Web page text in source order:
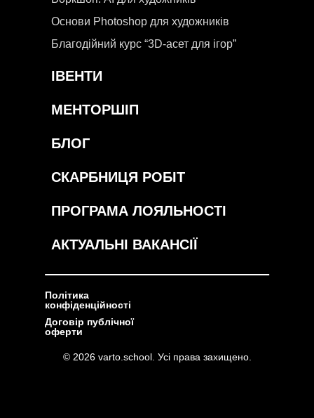
Основи Photoshop для художників
Благодійний курс “3D-асет для ігор”
ІВЕНТИ
МЕНТОРШІП
БЛОГ
СКАРБНИЦЯ РОБІТ
ПРОГРАМА ЛОЯЛЬНОСТІ
АКТУАЛЬНІ ВАКАНСІЇ
Політика
конфіденційності
Договір публічної
оферти
© 2026 varto.school. Усі права захищено.